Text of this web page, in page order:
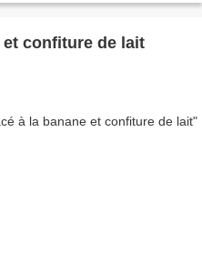
confiture de lait